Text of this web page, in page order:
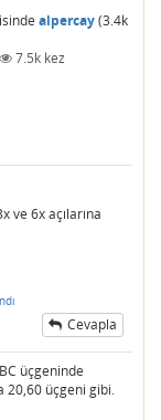
alpercay(3.4k
7.5k kez
ve 6x açılarına
Cevapla
üçgeninde
20,60 üçgeni gibi.